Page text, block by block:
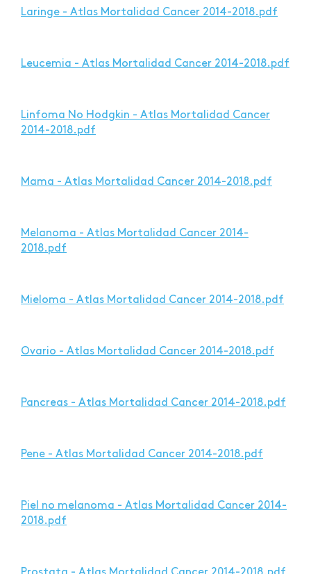
Laringe - Atlas Mortalidad Cancer 2014-2018.pdf
Leucemia - Atlas Mortalidad Cancer 2014-2018.pdf
Linfoma No Hodgkin - Atlas Mortalidad Cancer
2014-2018.pdf
Mama - Atlas Mortalidad Cancer 2014-2018.pdf
Melanoma - Atlas Mortalidad Cancer 2014-
2018.pdf
Mieloma - Atlas Mortalidad Cancer 2014-2018.pdf
Ovario - Atlas Mortalidad Cancer 2014-2018.pdf
Pancreas - Atlas Mortalidad Cancer 2014-2018.pdf
Pene - Atlas Mortalidad Cancer 2014-2018.pdf
Piel no melanoma - Atlas Mortalidad Cancer 2014-
2018.pdf